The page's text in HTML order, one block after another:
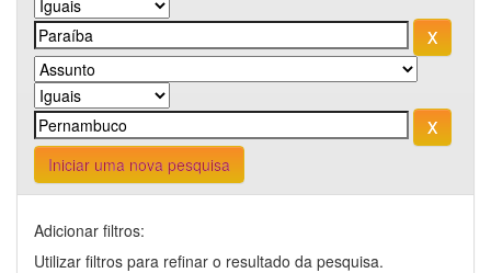
Iniciar uma nova pesquisa
Adicionar filtros:
Utilizar filtros para refinar o resultado da pesquisa.